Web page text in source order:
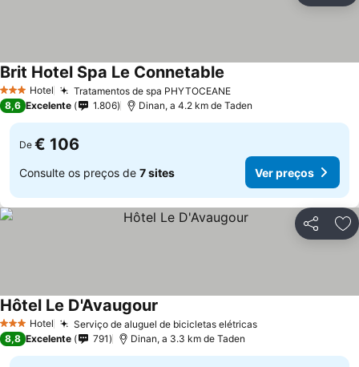
3 EstrelasHotel Tratamentos de spa PHYTOCEANEVer preços
Brit Hotel Spa Le Connetable
8,6 Excelente 1.806 Dinan, a 4.2 km de Taden
De € 106
Consulte os preços de 7 sites Ver preços
Partilhar
3 EstrelasHotel Serviço de aluguel de bicicletas elétricasVer preços
Hôtel Le D'Avaugour
8,8 Excelente 791 Dinan, a 3.3 km de Taden